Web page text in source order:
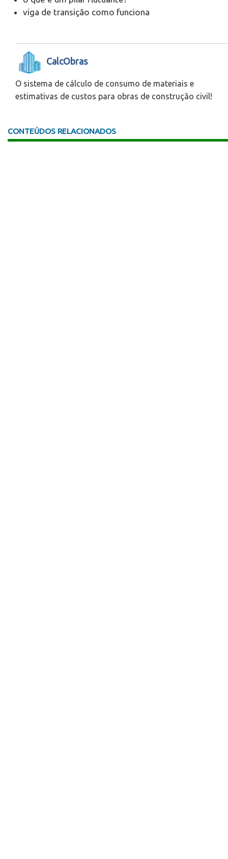
viga de transição como funciona
CalcObras
O sistema de cálculo de consumo de materiais e
estimativas de custos para obras de construção civil!
CONTEÚDOS RELACIONADOS